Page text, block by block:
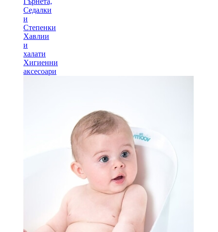
Седалки
и
Степенки
Хавлии
и
халати
Хигиенни
аксесоари